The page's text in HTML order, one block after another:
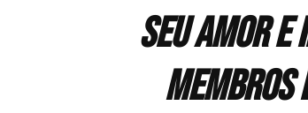
seu amor
membros